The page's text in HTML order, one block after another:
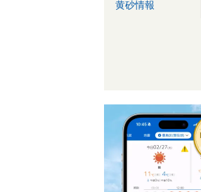
黄砂情報